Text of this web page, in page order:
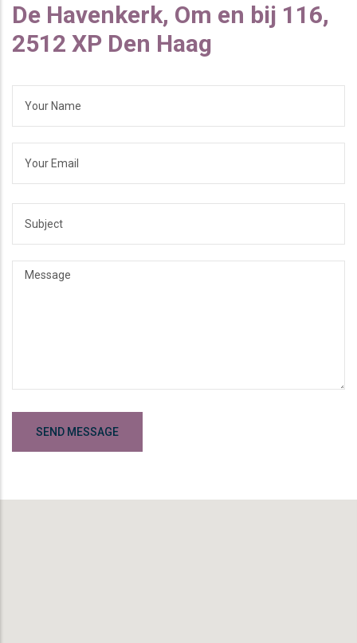
De Havenkerk, Om en bij 116,
2512 XP Den Haag